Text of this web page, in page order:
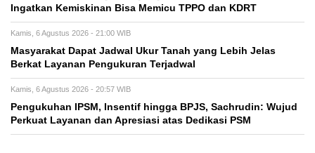
Ingatkan Kemiskinan Bisa Memicu TPPO dan KDRT
Kamis, 6 Agustus 2026 - 21:00 WIB
Masyarakat Dapat Jadwal Ukur Tanah yang Lebih Jelas
Berkat Layanan Pengukuran Terjadwal
Kamis, 6 Agustus 2026 - 20:57 WIB
Pengukuhan IPSM, Insentif hingga BPJS, Sachrudin: Wujud
Perkuat Layanan dan Apresiasi atas Dedikasi PSM